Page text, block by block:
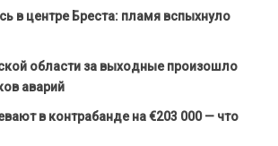
в центре Бреста: пламя вспыхнуло
области за выходные произошло
аварий
в контрабанде на €203 000 — что